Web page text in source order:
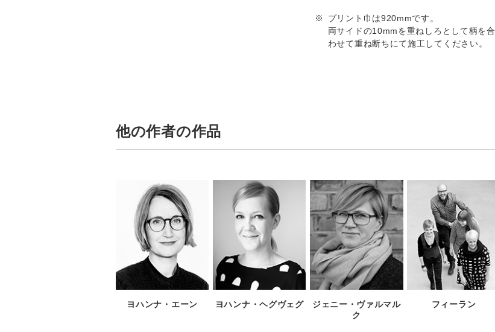
プリント巾は920mmです。
両サイドの10mmを重ねしろとして柄を合
わせて重ね断ちにて施工してください。
他の作者の作品
ヨハンナ・エーン ヨハンナ・ヘグヴェグ
ジェニー・ヴァルマル
ク
フィーラン